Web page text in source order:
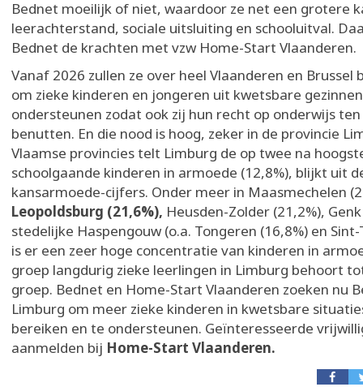
Bednet moeilijk of niet, waardoor ze net een grotere
leerachterstand, sociale uitsluiting en schooluitval.
Bednet de krachten met vzw Home-Start Vlaanderen.
Vanaf 2026 zullen ze over heel Vlaanderen en Brussel
om zieke kinderen en jongeren uit kwetsbare
ondersteunen zodat ook zij hun recht op onderwijs
benutten. En die nood is hoog, zeker in de provincie
Vlaamse provincies telt Limburg de op twee na
schoolgaande kinderen in armoede (12,8%), blijkt uit
kansarmoede-cijfers. Onder meer in Maasmechelen
Leopoldsburg (21,6%), Heusden-Zolder (21,2%),
stedelijke Haspengouw (o.a. Tongeren (16,8%) en
is er een zeer hoge concentratie van kinderen in
groep langdurig zieke leerlingen in Limburg behoort
groep. Bednet en Home-Start Vlaanderen zoeken nu
Limburg om meer zieke kinderen in kwetsbare
bereiken en te ondersteunen. Geïnteresseerde
aanmelden bij Home-Start Vlaanderen.